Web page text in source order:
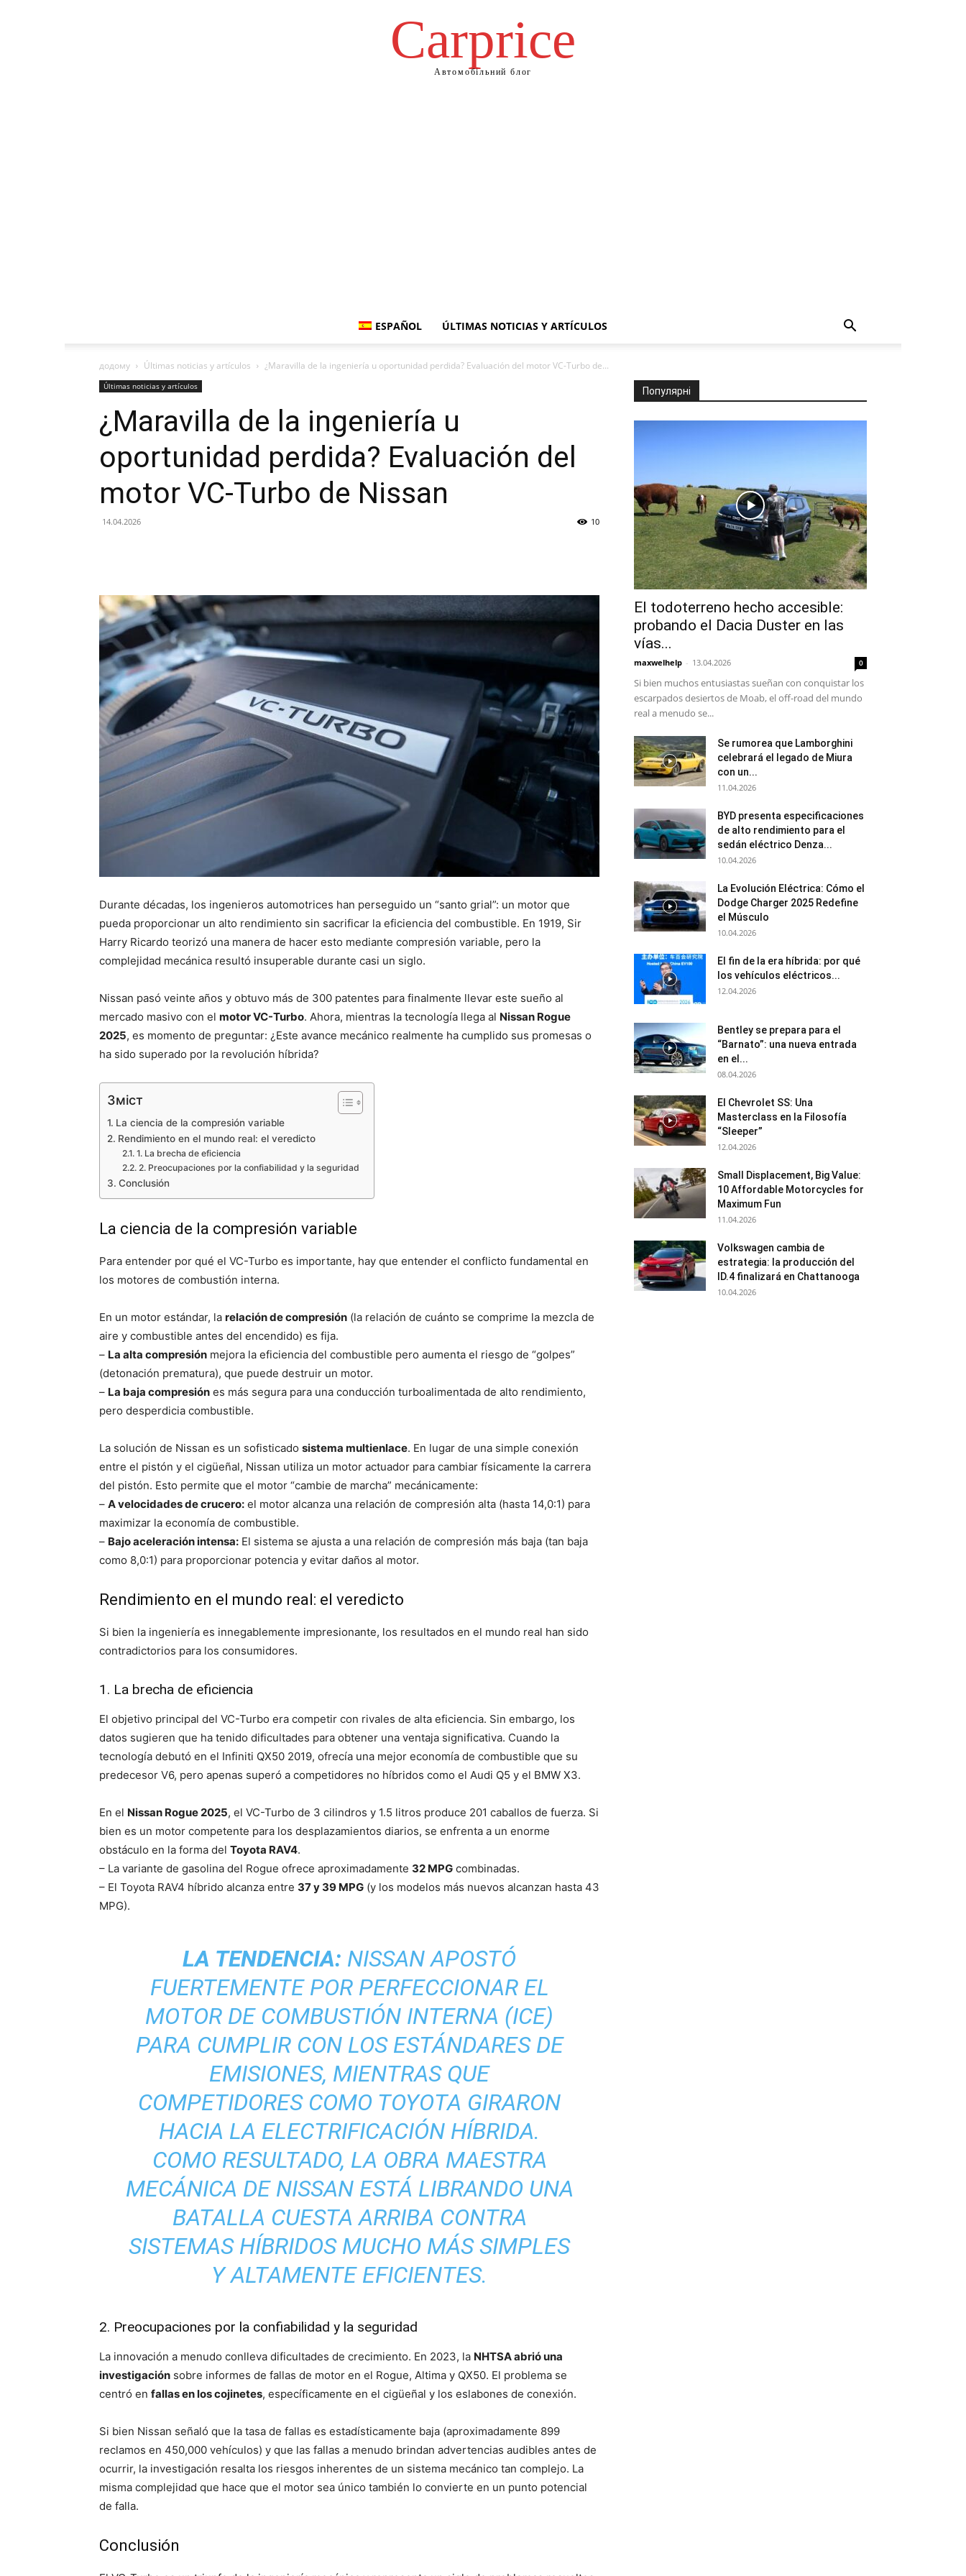
Сarprice
Автомобільний блог
ESPAÑOL ÚLTIMAS NOTICIAS Y ARTÍCULOS
додому Últimas noticias y artículos ¿Maravilla de la ingeniería u oportunidad perdida? Evaluación del motor VC-Turbo de...
Últimas noticias y artículos
¿Maravilla de la ingeniería u
oportunidad perdida? Evaluación del
motor VC-Turbo de Nissan
14.04.2026 10
Durante décadas, los ingenieros automotrices han perseguido un “santo grial”: un motor que
pueda proporcionar un alto rendimiento sin sacrificar la eficiencia del combustible. En 1919, Sir
Harry Ricardo teorizó una manera de hacer esto mediante compresión variable, pero la
complejidad mecánica resultó insuperable durante casi un siglo.
Nissan pasó veinte años y obtuvo más de 300 patentes para finalmente llevar este sueño al
mercado masivo con el motor VC-Turbo. Ahora, mientras la tecnología llega al Nissan Rogue
2025, es momento de preguntar: ¿Este avance mecánico realmente ha cumplido sus promesas o
ha sido superado por la revolución híbrida?
Зміст
La ciencia de la compresión variable
Rendimiento en el mundo real: el veredicto
1. La brecha de eficiencia
2. Preocupaciones por la confiabilidad y la seguridad
Conclusión
La ciencia de la compresión variable
Para entender por qué el VC-Turbo es importante, hay que entender el conflicto fundamental en
los motores de combustión interna.
En un motor estándar, la relación de compresión (la relación de cuánto se comprime la mezcla de
aire y combustible antes del encendido) es fija.
– La alta compresión mejora la eficiencia del combustible pero aumenta el riesgo de “golpes”
(detonación prematura), que puede destruir un motor.
– La baja compresión es más segura para una conducción turboalimentada de alto rendimiento,
pero desperdicia combustible.
La solución de Nissan es un sofisticado sistema multienlace. En lugar de una simple conexión
entre el pistón y el cigüeñal, Nissan utiliza un motor actuador para cambiar físicamente la carrera
del pistón. Esto permite que el motor “cambie de marcha” mecánicamente:
– A velocidades de crucero: el motor alcanza una relación de compresión alta (hasta 14,0:1) para
maximizar la economía de combustible.
– Bajo aceleración intensa: El sistema se ajusta a una relación de compresión más baja (tan baja
como 8,0:1) para proporcionar potencia y evitar daños al motor.
Rendimiento en el mundo real: el veredicto
Si bien la ingeniería es innegablemente impresionante, los resultados en el mundo real han sido
contradictorios para los consumidores.
1. La brecha de eficiencia
El objetivo principal del VC-Turbo era competir con rivales de alta eficiencia. Sin embargo, los
datos sugieren que ha tenido dificultades para obtener una ventaja significativa. Cuando la
tecnología debutó en el Infiniti QX50 2019, ofrecía una mejor economía de combustible que su
predecesor V6, pero apenas superó a competidores no híbridos como el Audi Q5 y ​​el BMW X3.
En el Nissan Rogue 2025, el VC-Turbo de 3 cilindros y 1.5 litros produce 201 caballos de fuerza. Si
bien es un motor competente para los desplazamientos diarios, se enfrenta a un enorme
obstáculo en la forma del Toyota RAV4.
– La variante de gasolina del Rogue ofrece aproximadamente 32 MPG combinadas.
– El Toyota RAV4 híbrido alcanza entre 37 y 39 MPG (y los modelos más nuevos alcanzan hasta 43
MPG).
LA TENDENCIA: NISSAN APOSTÓ
FUERTEMENTE POR PERFECCIONAR EL
MOTOR DE COMBUSTIÓN INTERNA (ICE)
PARA CUMPLIR CON LOS ESTÁNDARES DE
EMISIONES, MIENTRAS QUE
COMPETIDORES COMO TOYOTA GIRARON
HACIA LA ELECTRIFICACIÓN HÍBRIDA.
COMO RESULTADO, LA OBRA MAESTRA
MECÁNICA DE NISSAN ESTÁ LIBRANDO UNA
BATALLA CUESTA ARRIBA CONTRA
SISTEMAS HÍBRIDOS MUCHO MÁS SIMPLES
Y ALTAMENTE EFICIENTES.
2. Preocupaciones por la confiabilidad y la seguridad
La innovación a menudo conlleva dificultades de crecimiento. En 2023, la NHTSA abrió una
investigación sobre informes de fallas de motor en el Rogue, Altima y QX50. El problema se
centró en fallas en los cojinetes, específicamente en el cigüeñal y los eslabones de conexión.
Si bien Nissan señaló que la tasa de fallas es estadísticamente baja (aproximadamente 899
reclamos en 450,000 vehículos) y que las fallas a menudo brindan advertencias audibles antes de
ocurrir, la investigación resalta los riesgos inherentes de un sistema mecánico tan complejo. La
misma complejidad que hace que el motor sea único también lo convierte en un punto potencial
de falla.
Conclusión
Популярні
El todoterreno hecho accesible:
probando el Dacia Duster en las
vías...
maxwelhelp - 13.04.2026 0
Si bien muchos entusiastas sueñan con conquistar los
escarpados desiertos de Moab, el off-road del mundo
real a menudo se...
Se rumorea que Lamborghini
celebrará el legado de Miura
con un...
11.04.2026
BYD presenta especificaciones
de alto rendimiento para el
sedán eléctrico Denza...
10.04.2026
La Evolución Eléctrica: Cómo el
Dodge Charger 2025 Redefine
el Músculo
10.04.2026
El fin de la era híbrida: por qué
los vehículos eléctricos...
12.04.2026
Bentley se prepara para el
“Barnato”: una nueva entrada
en el...
08.04.2026
El Chevrolet SS: Una
Masterclass en la Filosofía
“Sleeper”
12.04.2026
Small Displacement, Big Value:
10 Affordable Motorcycles for
Maximum Fun
11.04.2026
Volkswagen cambia de
estrategia: la producción del
ID.4 finalizará en Chattanooga
10.04.2026